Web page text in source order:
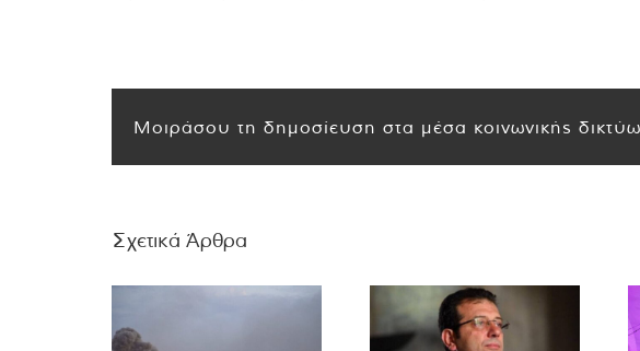
Μοιράσου τη δημοσίευση στα μέσα κοινωνικής
Σχετικά Άρθρα